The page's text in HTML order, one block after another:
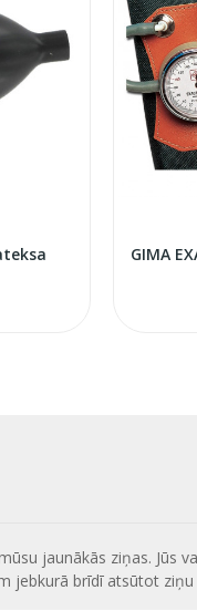
jaunākās ziņas. Jūs
jebkurā brīdī atsūtot ziņu